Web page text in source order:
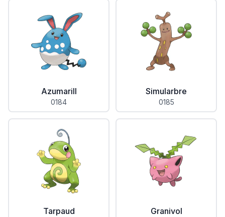
Azumarill
0184
Simularbre
0185
Tarpaud Granivol